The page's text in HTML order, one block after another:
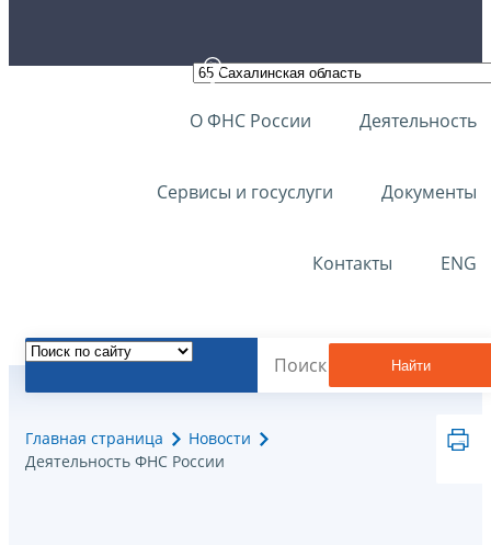
О ФНС России Деятельность
Сервисы и госуслуги Документы
Контакты ENG
Найти
Главная страница
Новости
Деятельность ФНС России